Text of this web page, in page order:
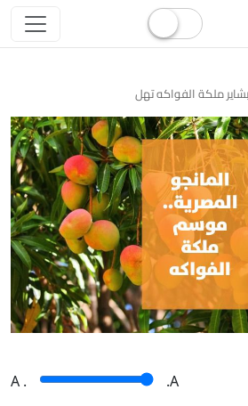
ملكة الفواكه تهل
A . .A